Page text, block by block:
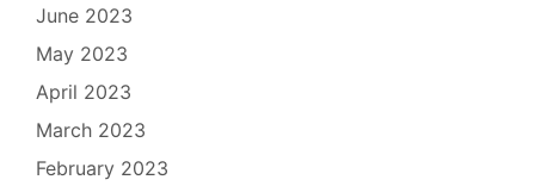
June 2023
May 2023
April 2023
March 2023
February 2023